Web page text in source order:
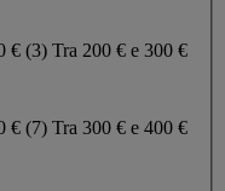
€ (3) Tra 200 € e 300 €
€ (7) Tra 300 € e 400 €